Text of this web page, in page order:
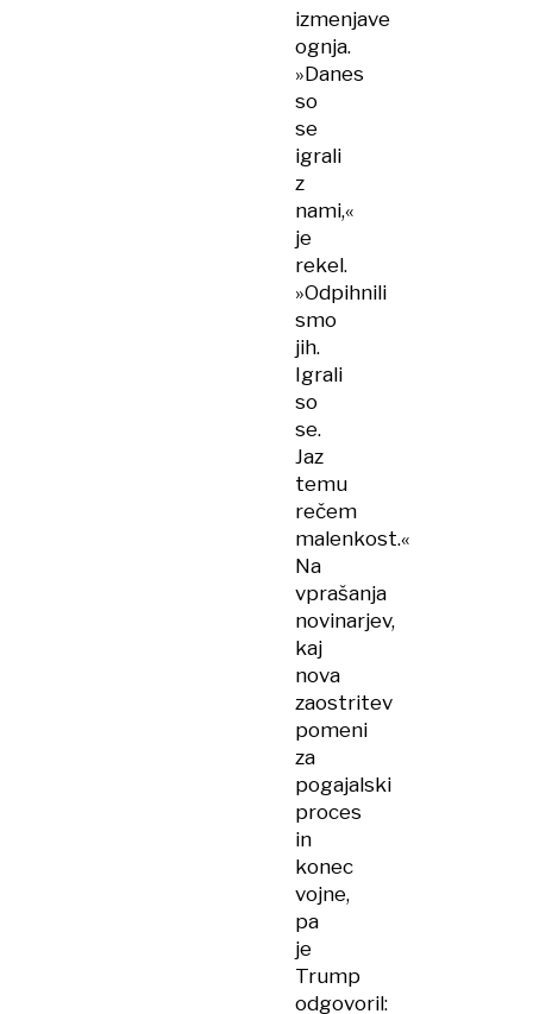
izmenjave
ognja.
»Danes
so
se
igrali
z
nami,«
je
rekel.
»Odpihnili
smo
jih.
Igrali
so
se.
Jaz
temu
rečem
malenkost.«
Na
vprašanja
novinarjev,
kaj
nova
zaostritev
pomeni
za
pogajalski
proces
in
konec
vojne,
pa
je
Trump
odgovoril: